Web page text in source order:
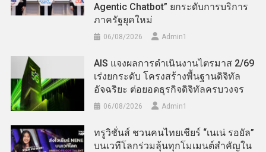
Agentic Chatbot” ยกระดับการบริการ
ภาครัฐยุคใหม่
06/08/2026 Admin​1
AIS แจงผลการดำเนินงานไตรมาส 2/69
เร่งยกระดับ โครงสร้างพื้นฐานดิจิทัล
อัจฉริยะ ต่อยอดธุรกิจดิจิทัลครบวงจร
06/08/2026 Admin​1
ทรูวิชั่นส์ ชวนคนไทยเชียร์ “เนเน่ รอยัล”
บนเวทีโลกร่วมลุ้นทุกโมเมนต์สำคัญใน